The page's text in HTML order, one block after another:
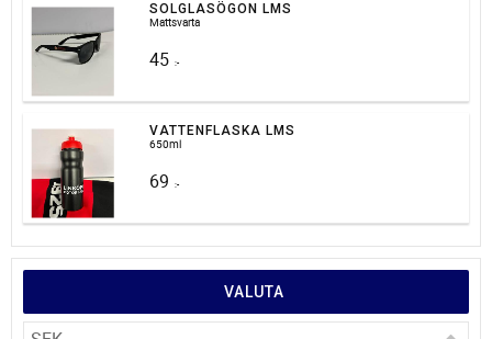
SOLGLASÖGON LMS
Mattsvarta
45 :-
VATTENFLASKA LMS
650ml
69 :-
VALUTA